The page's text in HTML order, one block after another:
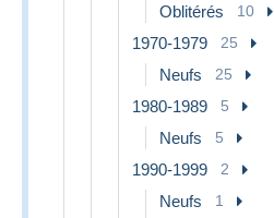
Oblitérés 10
1970-1979 25
Neufs 25
1980-1989 5
Neufs 5
1990-1999 2
Neufs 1